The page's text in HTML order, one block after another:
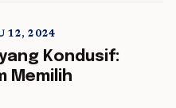
5 min read
12, 2024
Kondusif:
Memilih